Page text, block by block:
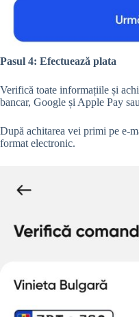
Pasul 4: Efectuează plata
Verifică toate informațiile și
bancar, Google și Apple Pay
După achitarea vei primi pe e-
format electronic.